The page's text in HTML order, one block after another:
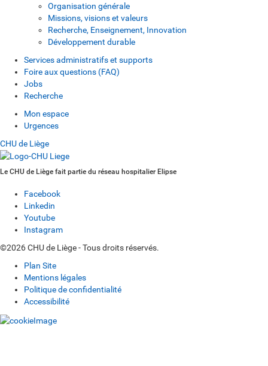
Organisation générale
Missions, visions et valeurs
Recherche, Enseignement, Innovation
Développement durable
Services administratifs et supports
Foire aux questions (FAQ)
Jobs
Recherche
Mon espace
Urgences
CHU de Liège
Le CHU de Liège fait partie du réseau hospitalier Elipse
Facebook
Linkedin
Youtube
Instagram
©2026 CHU de Liège - Tous droits réservés.
Plan Site
Mentions légales
Politique de confidentialité
Accessibilité